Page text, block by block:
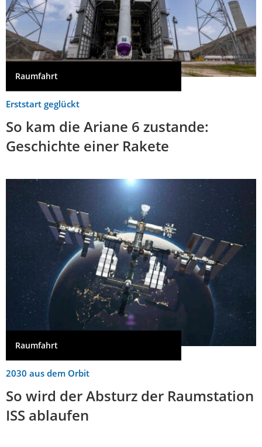
Raumfahrt
Erststart geglückt
So kam die Ariane 6 zustande:
Geschichte einer Rakete
Raumfahrt
2030 aus dem Orbit
So wird der Absturz der Raumstation
ISS ablaufen